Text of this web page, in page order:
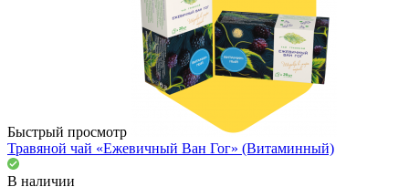
Быстрый просмотр
Травяной чай «Ежевичный Ван Гог» (Витаминный)
В наличии